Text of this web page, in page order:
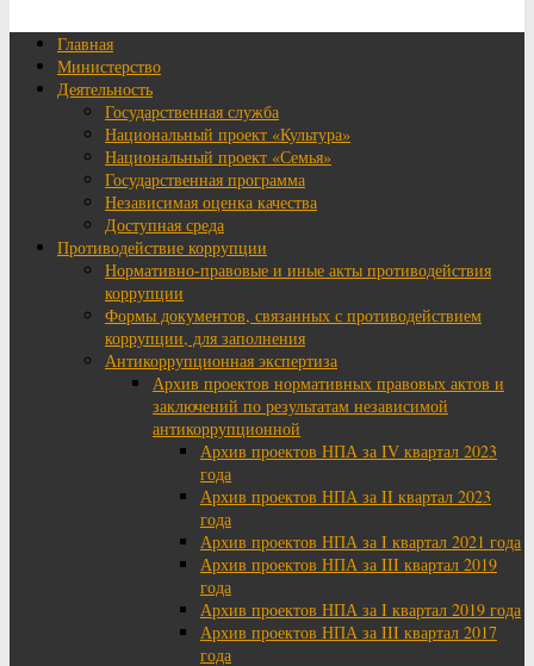
Главная
Министерство
Деятельность
Государственная служба
Национальный проект «Культура»
Национальный проект «Семья»
Государственная программа
Независимая оценка качества
Доступная среда
Противодействие коррупции
Нормативно-правовые и иные акты противодействия
коррупции
Формы документов, связанных с противодействием
коррупции, для заполнения
Антикоррупционная экспертиза
Архив проектов нормативных правовых актов и
заключений по результатам независимой
антикоррупционной
Архив проектов НПА за IV квартал 2023
года
Архив проектов НПА за II квартал 2023
года
Архив проектов НПА за I квартал 2021 года
Архив проектов НПА за III квартал 2019
года
Архив проектов НПА за I квартал 2019 года
Архив проектов НПА за III квартал 2017
года